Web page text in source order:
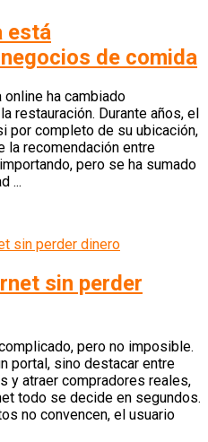
está
de comida
online ha cambiado
restauración. Durante años, el
por completo de su ubicación,
la recomendación entre
pero se ha sumado
...
sin perder
pero no imposible.
portal, sino destacar entre
y atraer compradores reales,
todo se decide en segundos.
no convencen, el usuario